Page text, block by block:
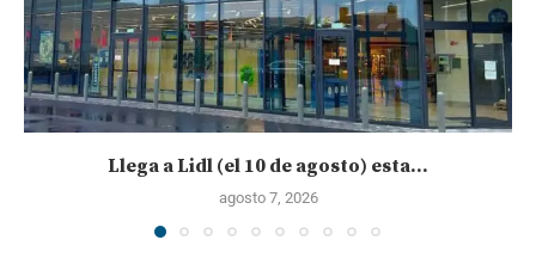
Llega a Lidl (el 10 de agosto) esta...
agosto 7, 2026